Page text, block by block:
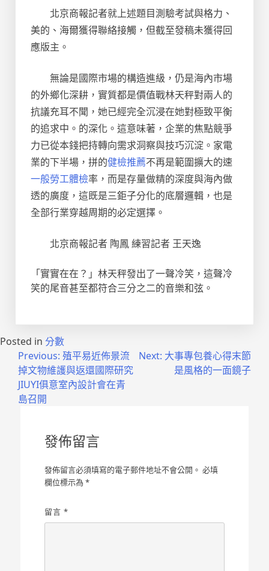
北京商報記者就上述題目測驗考試與格力、
美的、海爾獲得聯絡接觸，但截至發稿未獲得回
應版主。
無論是國際市場的構造進級，仍是海內市場
的外鄉化深耕，實質都是價值戰林天秤對兩人的
抗議充耳不聞，她已經完全沉浸在她對極致平衡
的追求中。的深化。這意味著，企業的焦點競爭
力已從本錢把持轉向需求洞察與技巧沉淀。家電
業的下半場，拼的健檢推薦不再是範圍擴大的速
一般勞工體檢率，而是存量做精的深度與海內做
透的廣度，這既是三鉅子分化的底層邏輯，也是
全部行業穿越周期的必定選擇。
北京商報記者 陶鳳 練習記者 王天逸
「實實在在？」林天秤發出了一聲冷笑，這聲冷
笑的尾音甚至都符合三分之二的音樂和弦。
Posted in 分數
Previous: 殖平易近佈景流
掉文物維護與返還國際研究
JIUYI俱意室內設計會在青
島召開
Next: 大事專包養心得末節
是風格的一面鏡子
發佈留言
發佈留言必須填寫的電子郵件地址不會公開。 必填
欄位標示為*
留言*